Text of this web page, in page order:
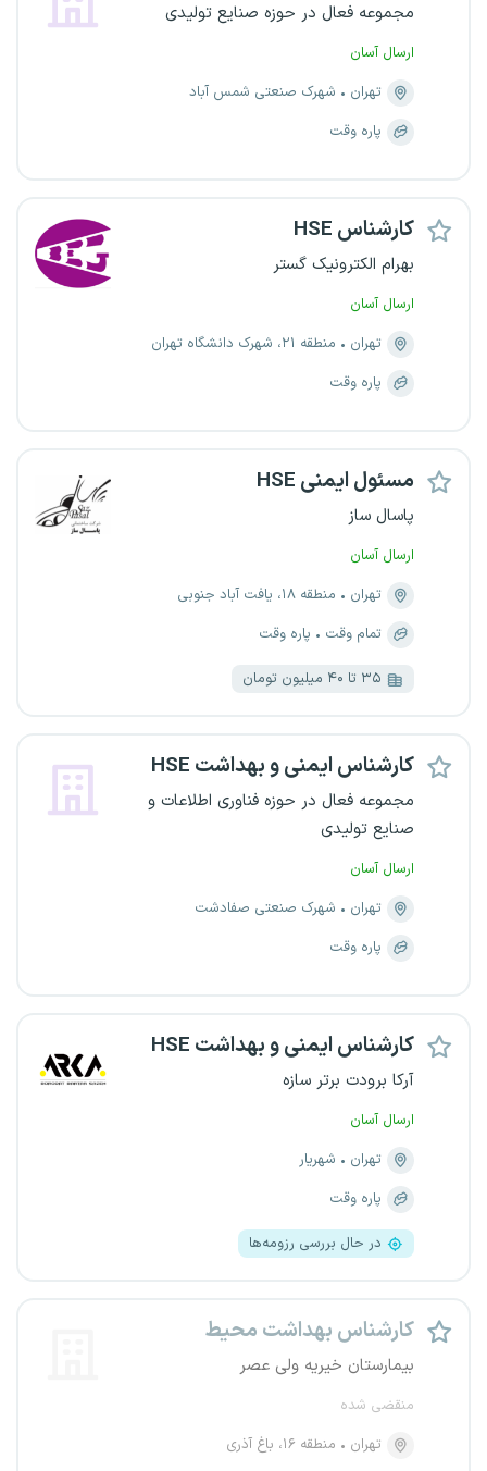
مجموعه فعال در حوزه صنایع تولیدی
ارسال آسان
تهران
شهرک صنعتی شمس آباد
پاره وقت
کارشناس HSE
بهرام الکترونیک گستر
ارسال آسان
تهران
منطقه ۲۱، شهرک دانشگاه تهران
پاره وقت
مسئول ایمنی HSE
پاسال ساز
ارسال آسان
تهران
منطقه ۱۸، یافت آباد جنوبی
تمام وقت
پاره وقت
۳۵ تا ۴۰ میلیون تومان
کارشناس ایمنی و بهداشت HSE
مجموعه فعال در حوزه فناوری اطلاعات و
صنایع تولیدی
ارسال آسان
تهران
شهرک صنعتی صفادشت
پاره وقت
کارشناس ایمنی و بهداشت HSE
آرکا برودت برتر سازه
ارسال آسان
تهران
شهریار
پاره وقت
در حال بررسی رزومه‌ها
کارشناس بهداشت محیط
بیمارستان خیریه ولی عصر
منقضی شده
تهران
منطقه ۱۶، باغ آذری